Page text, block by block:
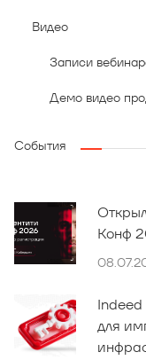
Видео
Записи
Демо видео
События
Конф
для